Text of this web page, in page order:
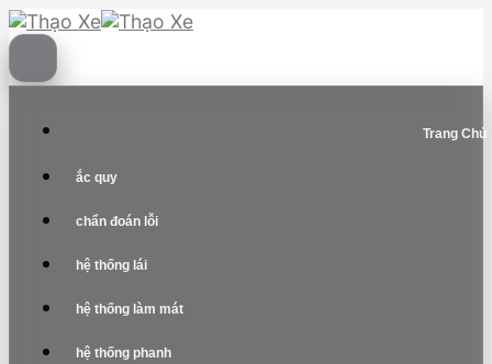
Skip
to
content
Trang Chủ
ắc quy
chẩn đoán lỗi
hệ thống lái
hệ thống làm mát
hệ thống phanh